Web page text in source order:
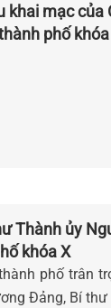
khai mạc
phố
Thành ủy
khóa X
phố trân
Đảng, Bí